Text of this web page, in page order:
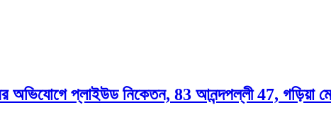
প্লাইউড নিকেতন, 83 আনন্দপল্লী 47, গড়িয়া